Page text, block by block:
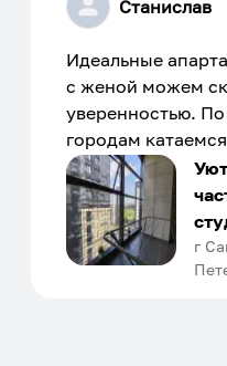
Станислав
Идеальные
с женой можем
уверенностью.
городам
только в России.
отличном уровне.
апартаментов
человек, всегда
договориться,
г